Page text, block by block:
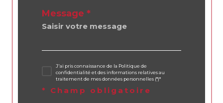
Message *
J'ai pris connaissance de la Politique de
confidentialité et des informations relatives au
traitement de mes données personnelles (*)*
* Champ obligatoire